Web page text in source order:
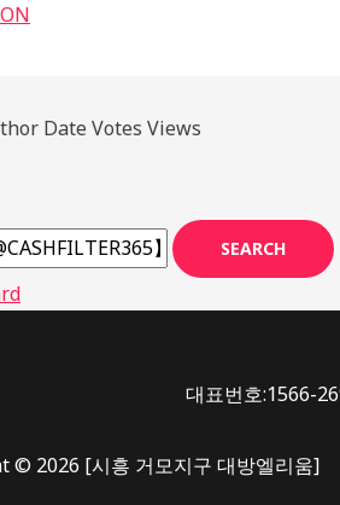
Date Votes Views
SEARCH
대표번호:1566-
© 2026 [시흥 거모지구 대방엘리움]